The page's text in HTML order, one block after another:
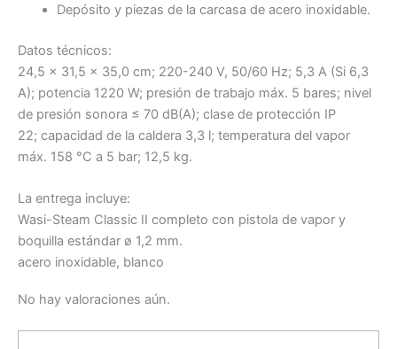
Depósito y piezas de la carcasa de acero inoxidable.
Datos técnicos:
24,5 x 31,5 x 35,0 cm; 220-240 V, 50/60 Hz; 5,3 A (Si 6,3
A); potencia 1220 W; presión de trabajo máx. 5 bares; nivel
de presión sonora ≤ 70 dB(A); clase de protección IP
22; capacidad de la caldera 3,3 l; temperatura del vapor
máx. 158 °C a 5 bar; 12,5 kg.
La entrega incluye:
Wasi-Steam Classic II completo con pistola de vapor y
boquilla estándar ø 1,2 mm.
acero inoxidable, blanco
No hay valoraciones aún.